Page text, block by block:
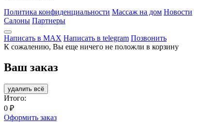
Политика конфиденциальности Массаж на дом Новости
Салоны Партнеры
Написать в MAX Написать в telegram Позвонить
К сожалению, Вы еще ничего не положли в корзину
Ваш заказ
удалить всё
Итого:
0 ₽
Оформить заказ